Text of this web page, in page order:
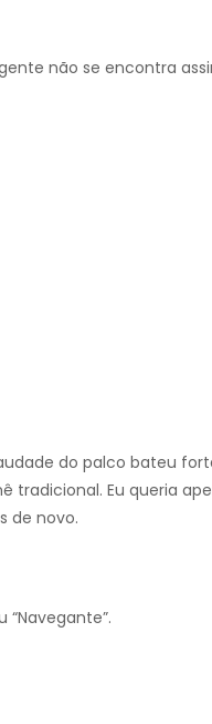
não se encontra
do palco bateu
tradicional. Eu queria
de novo.
“Navegante”.